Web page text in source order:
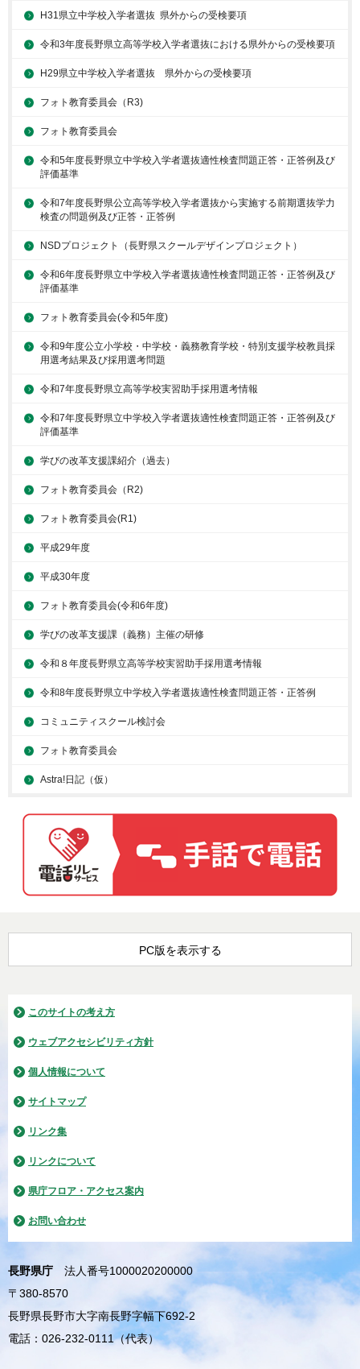
H31県立中学校入学者選抜 県外からの受検要項
令和3年度長野県立高等学校入学者選抜における県外からの受検要項
H29県立中学校入学者選抜 県外からの受検要項
フォト教育委員会（R3)
フォト教育委員会
令和5年度長野県立中学校入学者選抜適性検査問題正答・正答例及び
評価基準
令和7年度長野県公立高等学校入学者選抜から実施する前期選抜学力
検査の問題例及び正答・正答例
NSDプロジェクト（長野県スクールデザインプロジェクト）
令和6年度長野県立中学校入学者選抜適性検査問題正答・正答例及び
評価基準
フォト教育委員会(令和5年度)
令和9年度公立小学校・中学校・義務教育学校・特別支援学校教員採
用選考結果及び採用選考問題
令和7年度長野県立高等学校実習助手採用選考情報
令和7年度長野県立中学校入学者選抜適性検査問題正答・正答例及び
評価基準
学びの改革支援課紹介（過去）
フォト教育委員会（R2)
フォト教育委員会(R1)
平成29年度
平成30年度
フォト教育委員会(令和6年度)
学びの改革支援課（義務）主催の研修
令和８年度長野県立高等学校実習助手採用選考情報
令和8年度長野県立中学校入学者選抜適性検査問題正答・正答例
コミュニティスクール検討会
フォト教育委員会
Astra!日記（仮）
PC版を表示する
このサイトの考え方
ウェブアクセシビリティ方針
個人情報について
サイトマップ
リンク集
リンクについて
県庁フロア・アクセス案内
お問い合わせ
長野県庁
法人番号1000020200000
〒380-8570
長野県長野市大字南長野字幅下692-2
電話：026-232-0111（代表）